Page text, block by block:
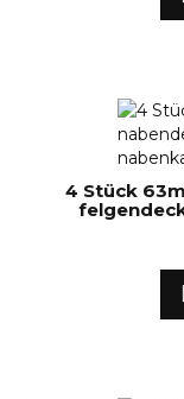
4 Stück